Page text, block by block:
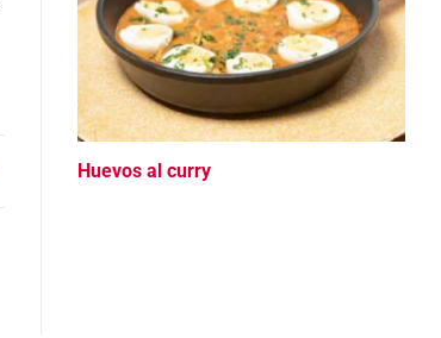
Huevos al curry